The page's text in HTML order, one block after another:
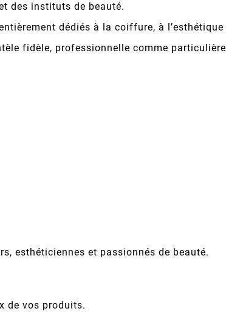
des instituts de beauté.
dédiés à la coiffure, à l’esthétique
fidèle, professionnelle comme
esthéticiennes et passionnés de beauté.
de vos produits.